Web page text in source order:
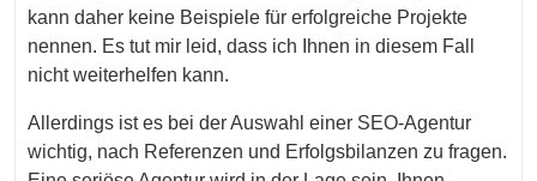
kann daher keine Beispiele für erfolgreiche Projekte
nennen. Es tut mir leid, dass ich Ihnen in diesem Fall
nicht weiterhelfen kann.
Allerdings ist es bei der Auswahl einer SEO-Agentur
wichtig, nach Referenzen und Erfolgsbilanzen zu fragen.